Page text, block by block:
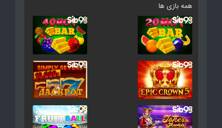
همه بازی ها